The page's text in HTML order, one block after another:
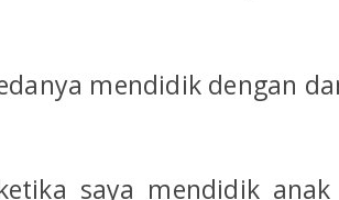
mendidik dengan
saya mendidik